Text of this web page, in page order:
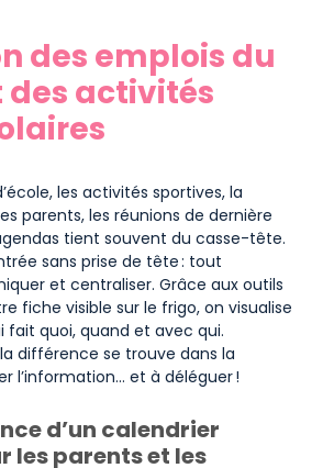
des emplois du
activités
les activités sportives, la
parents, les réunions de dernière
tient souvent du casse-tête.
sans prise de tête : tout
et centraliser. Grâce aux outils
fiche visible sur le frigo, on visualise
fait quoi, quand et avec qui.
différence se trouve dans la
l’information… et à déléguer !
d’un calendrier
les parents et les